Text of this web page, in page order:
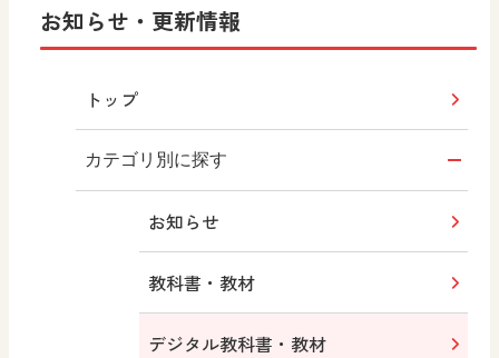
お知らせ・更新情報
トップ
カテゴリ別に探す
お知らせ
教科書・教材
デジタル教科書・教材